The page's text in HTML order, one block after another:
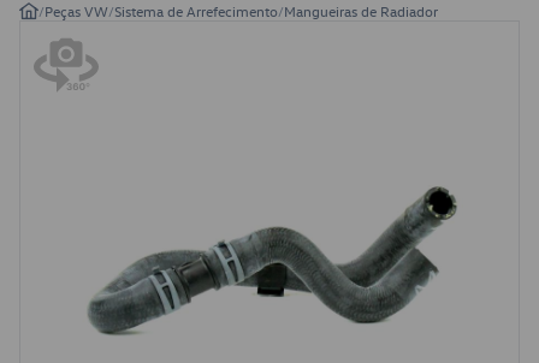
/Peças VW/Sistema de Arrefecimento/Mangueiras de Radiador